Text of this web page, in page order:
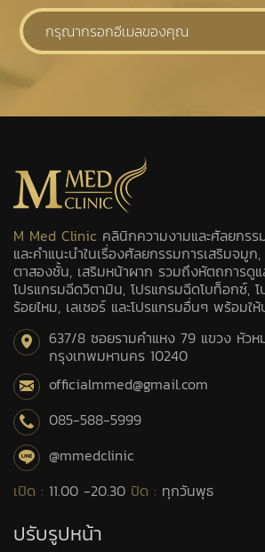
M Med Clinic คลินิกความงามและศัลยกร
และคำแนะนำในเรื่องศัลยกรรมการเสริมจมู
ตาสองชั้น, เสริมหน้าผาก รวมถึงหัตถการ
โปรแกรมฉีดวิตามิน, โปรแกรมฉีดโบท็อกซ์,
ร้อยไหม, เลเซอร์ และโปรแกรมอื่นๆ พร้อมใ
637/8 ซอยรามคำแหง 79 แขวง หัวห
กรุงเทพมหานคร 10240
officialmmed@gmail.com
085-588-5999
@mmedclinic
เปิด : 11.00 -20.30 ปิด : ทุกวันพุธ
ปรับรูปหน้า